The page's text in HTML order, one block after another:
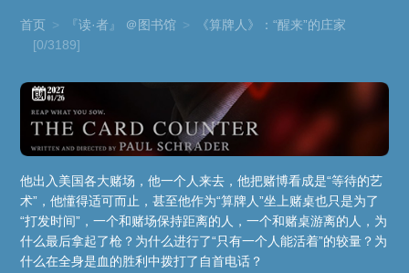
首页 > 『读·者』 ＠图书馆 >
《算牌人》：“醒来”的庄家
[0/3189]
他出入美国各大赌场，他一个人来去，他把赌博看成是“等待的艺
术”，他懂得适可而止，甚至他作为“算牌人”坐上赌桌也只是为了
“打发时间”，一个和赌场保持距离的人，一个和赌桌游离的人，为
什么最后拿起了枪？为什么进行了“只有一个人能活着”的较量？为
什么在全身是血的胜利中拨打了自首电话？